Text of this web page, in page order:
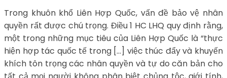
Trong khuôn khổ Liên Hợp Quốc, vấn đề bảo vệ nhân
quyền rất được chú trọng. Điều 1 HC LHQ quy định rằng,
một trong những mục tiêu của Liên Hợp Quốc là “thực
hiện hợp tác quốc tế trong […] việc thúc đẩy và khuyến
khích tôn trọng các nhân quyền và tự do căn bản cho